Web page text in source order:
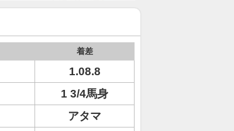
着差
1.08.8
1 3/4馬身
アタマ